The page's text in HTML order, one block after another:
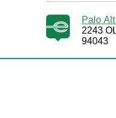
Palo
2243
94043